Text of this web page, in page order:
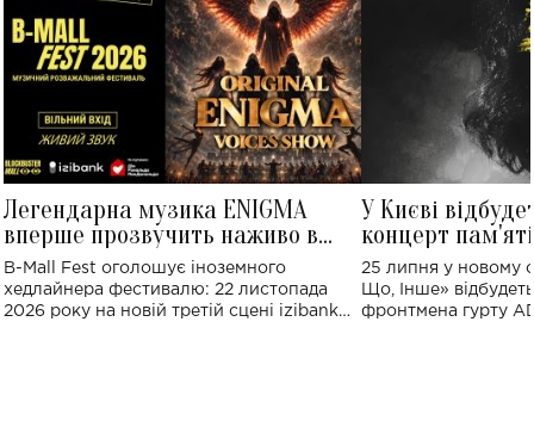
Легендарна музика ENIGMA
вперше прозвучить наживо в
Україні: де відбудеться концерт
B-Mall Fest оголошує іноземного
хедлайнера фестивалю: 22 листопада
2026 року на новій третій сцені izibank
У Києві
концерт
Клименка:
виконають
25 липня у новому
Що, Інше»
фронтмена гурту